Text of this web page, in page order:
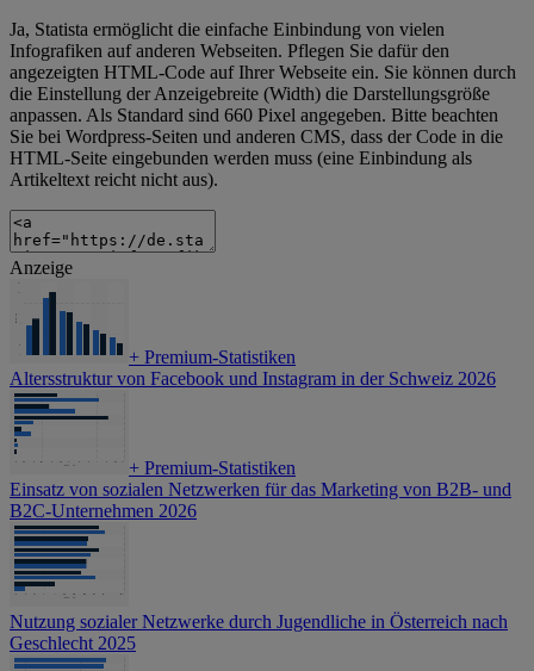
Ja, Statista ermöglicht die einfache Einbindung von vielen
Infografiken auf anderen Webseiten. Pflegen Sie dafür den
angezeigten HTML-Code auf Ihrer Webseite ein. Sie können durch
die Einstellung der Anzeigebreite (Width) die Darstellungsgröße
anpassen. Als Standard sind 660 Pixel angegeben. Bitte beachten
Sie bei Wordpress-Seiten und anderen CMS, dass der Code in die
HTML-Seite eingebunden werden muss (eine Einbindung als
Artikeltext reicht nicht aus).
Anzeige
+ Premium-Statistiken
Altersstruktur von Facebook und Instagram in der Schweiz 2026
+ Premium-Statistiken
Einsatz von sozialen Netzwerken für das Marketing von B2B- und
B2C-Unternehmen 2026
Nutzung sozialer Netzwerke durch Jugendliche in Österreich nach
Geschlecht 2025